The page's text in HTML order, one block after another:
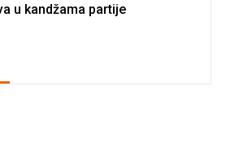
u kandžama partije